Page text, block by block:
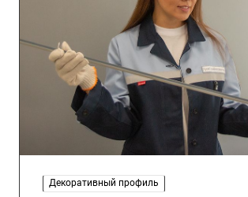
Декоративный профиль